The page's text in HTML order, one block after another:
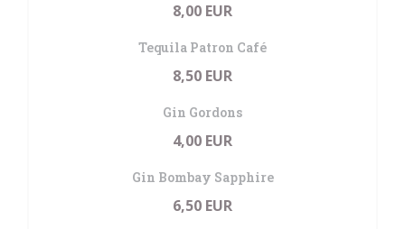
8,00 EUR
Tequila Patron Café
8,50 EUR
Gin Gordons
4,00 EUR
Gin Bombay Sapphire
6,50 EUR